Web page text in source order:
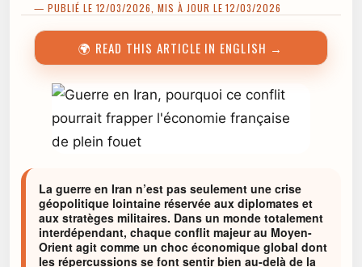
— PUBLIÉ LE 12/03/2026, MIS À JOUR LE 12/03/2026
🌍 READ THIS ARTICLE IN ENGLISH →
La guerre en Iran n’est pas seulement une crise
géopolitique lointaine réservée aux diplomates et
aux stratèges militaires. Dans un monde totalement
interdépendant, chaque conflit majeur au Moyen-
Orient agit comme un choc économique global dont
les répercussions se font sentir bien au-delà de la